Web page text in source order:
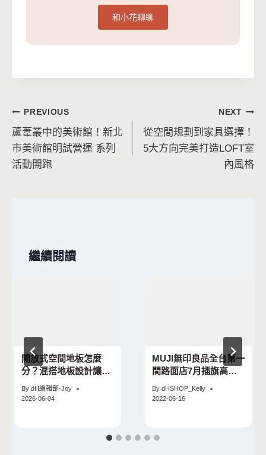
和小花聊聊
文
章
導
PREVIOUS
蘆葦叢中的美術館！新北
市美術館明試營運 系列
活動開跑
NEXT
從空間規劃到家具選擇！
5大方向完美打造LOFT室
內風格
繼續閱讀
開放式空間地板怎麼
分？混搭地板設計讓空
間更有層次感
By dH編輯部-Joy
2026-06-04
MUJI無印良品全台第一
間路面店7月插旗高雄
地職人麵包必吃！
By dHSHOP_Kelly
2022-06-16